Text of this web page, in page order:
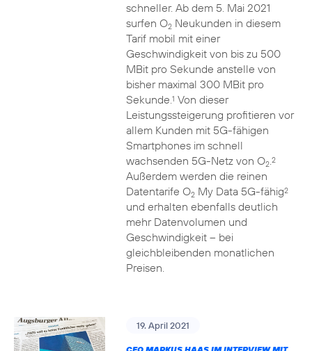
schneller. Ab dem 5. Mai 2021
surfen O2Neukunden in diesem
Tarif mobil mit einer
Geschwindigkeit von bis zu 500
MBit pro Sekunde anstelle von
bisher maximal 300 MBit pro
Sekunde.1 Von dieser
Leistungssteigerung profitieren vor
allem Kunden mit 5G-fähigen
Smartphones im schnell
wachsenden 5G-Netz von O2.2
Außerdem werden die reinen
Datentarife O2My Data 5G-fähig2
und erhalten ebenfalls deutlich
mehr Datenvolumen und
Geschwindigkeit – bei
gleichbleibenden monatlichen
Preisen.
19. April 2021